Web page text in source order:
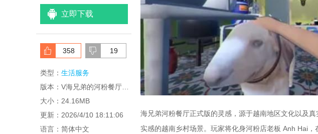
立即下载
358 19
类型： 生活服务
大小：24.16MB
更新：2026/4/10 18:11:06
语言：简体中文
海兄弟河粉餐厅正式版的灵感，源于越南地区文化以及
实感的越南乡村场景。玩家将化身河粉店老板 Anh Hai